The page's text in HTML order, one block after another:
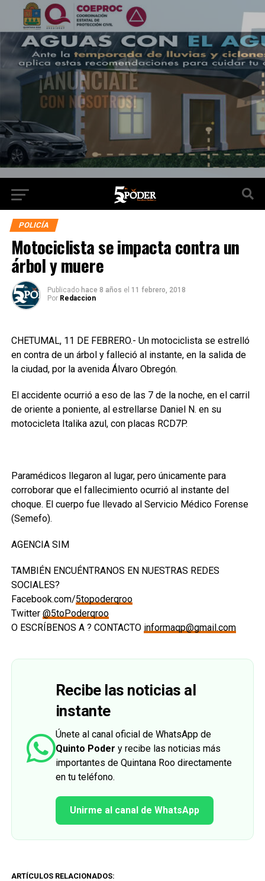
POLICÍA
Motociclista se impacta contra un
árbol y muere
Publicado hace 8 años el 11 febrero, 2018
Por Redaccion
CHETUMAL, 11 DE FEBRERO.- Un motociclista se estrelló
en contra de un árbol y falleció al instante, en la salida de
la ciudad, por la avenida Álvaro Obregón.
El accidente ocurrió a eso de las 7 de la noche, en el carril
de oriente a poniente, al estrellarse Daniel N. en su
motocicleta Italika azul, con placas RCD7P.
Paramédicos llegaron al lugar, pero únicamente para
corroborar que el fallecimiento ocurrió al instante del
choque. El cuerpo fue llevado al Servicio Médico Forense
(Semefo).
AGENCIA SIM
TAMBIÉN ENCUÉNTRANOS EN NUESTRAS REDES
SOCIALES?
Facebook.com/5topoderqroo
Twitter @5toPoderqroo
O ESCRÍBENOS A ? CONTACTO informaqp@gmail.com
Recibe las noticias al
instante
Únete al canal oficial de WhatsApp de
Quinto Poder y recibe las noticias más
importantes de Quintana Roo directamente
en tu teléfono.
Unirme al canal de WhatsApp
ARTÍCULOS RELACIONADOS: